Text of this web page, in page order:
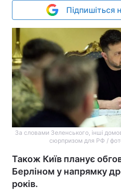
Підпишіться
За словами Зеленського, інші
сюрпризом для РФ /
Також Київ планує
Берліном у напрямку
років.